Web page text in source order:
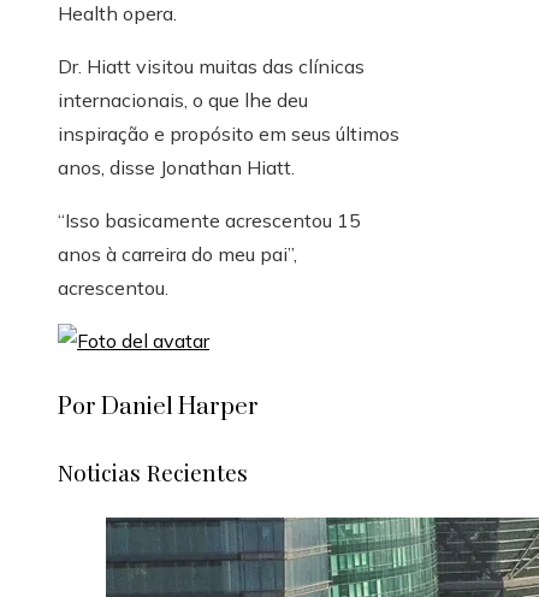
Health opera.
Dr. Hiatt visitou muitas das clínicas
internacionais, o que lhe deu
inspiração e propósito em seus últimos
anos, disse Jonathan Hiatt.
“Isso basicamente acrescentou 15
anos à carreira do meu pai”,
acrescentou.
Por Daniel Harper
Noticias Recientes